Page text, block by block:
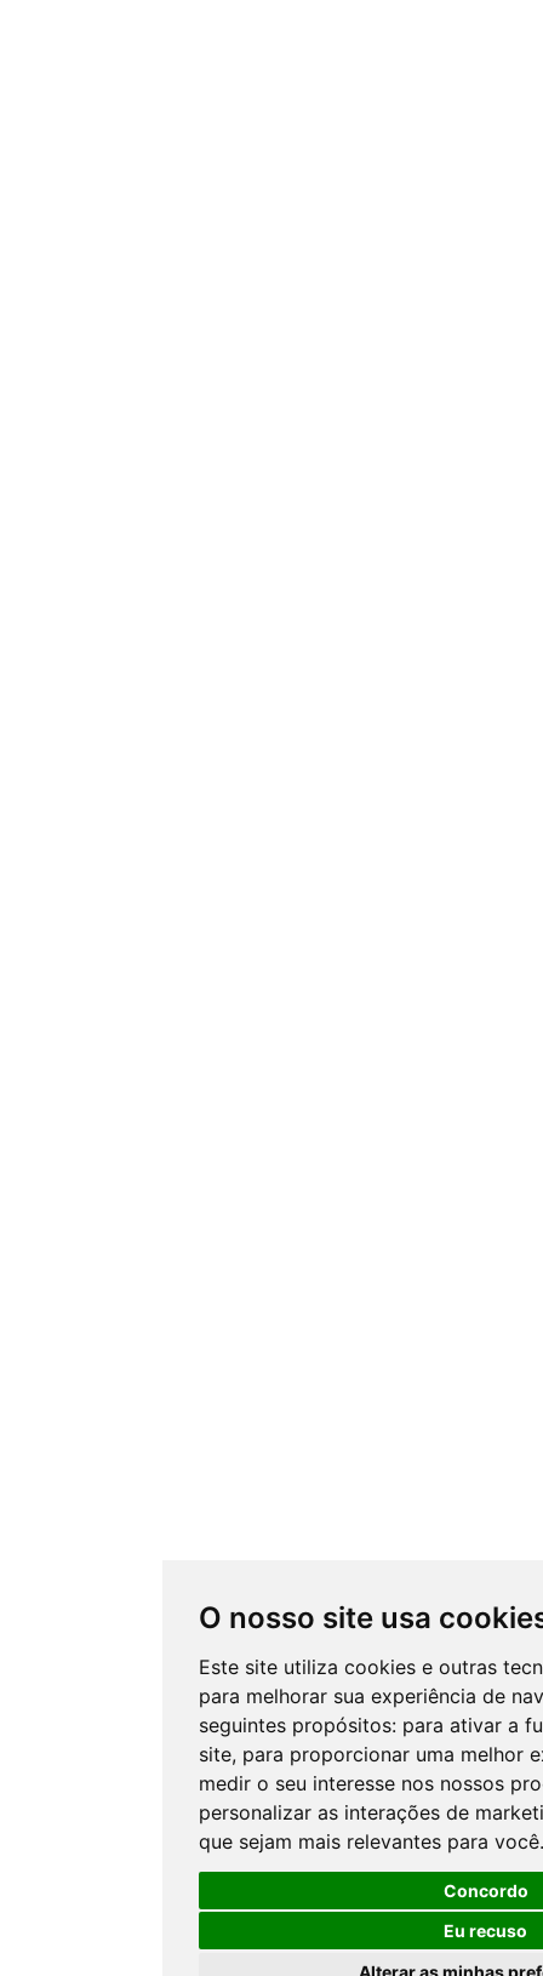
O nosso site usa
Este site utiliza cookies e outras
para melhorar sua experiência de
seguintes propósitos: para ativar a
site, para proporcionar uma melhor
medir o seu interesse nos nossos
personalizar as interações de
que sejam mais relevantes para você.
Concordo
Eu recuso
Alterar as minhas